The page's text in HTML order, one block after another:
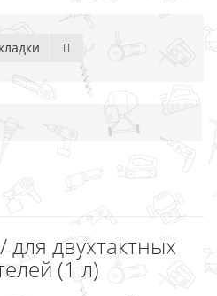
двухтактных
(1 л)